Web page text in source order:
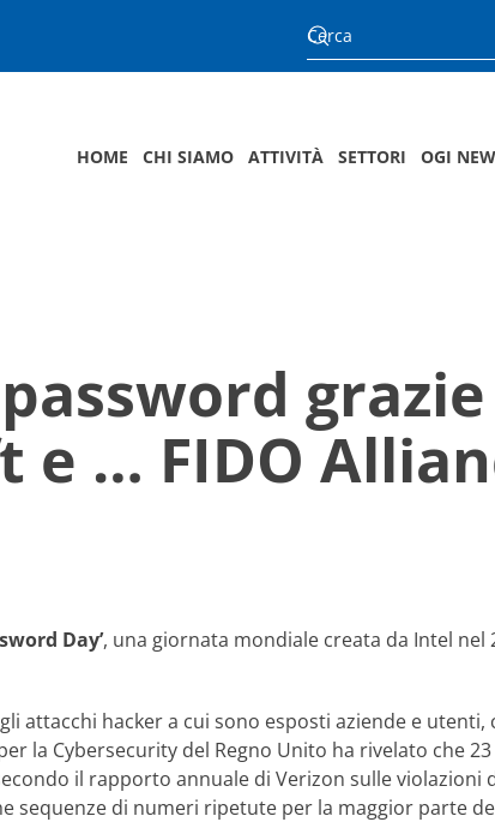
HOME CHI SIAMO ATTIVITÀ SETTORI OGI
e … FIDO
Day’, una giornata mondiale creata da Intel
attacchi hacker a cui sono esposti aziende e
la Cybersecurity del Regno Unito ha rivelato che
il rapporto annuale di Verizon sulle violazioni
sequenze di numeri ripetute per la maggior parte